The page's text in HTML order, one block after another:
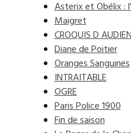
Asterix et Obélix :
Maigret
CROQUIS D
Diane de Poitier
Oranges Sanguines
INTRAITABLE
OGRE
Paris Police 1900
Fin de saison